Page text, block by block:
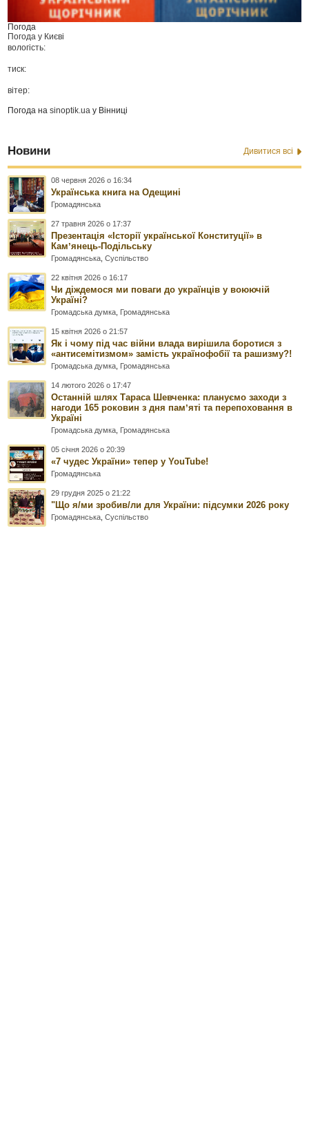
Погода
Погода у Києві
вологість:
тиск:
вітер:
Погода наsinoptik.ua у Вінниці
Новини Дивитися всі
08 червня 2026 о 16:34
Українська книга на Одещині
Громадянська
27 травня 2026 о 17:37
Презентація «Історії української Конституції» в
Камʼянець-Подільську
Громадянська ,Суспільство
22 квітня 2026 о 16:17
Чи діждемося ми поваги до українців у воюючій
Україні?
Громадська думка Громадянська
15 квітня 2026 о 21:57
Як і чому під час війни влада вирішила боротися з
«антисемітизмом» замість українофобії та рашизму?!
Громадська думка Громадянська
14 лютого 2026 о 17:47
Останній шлях Тараса Шевченка: плануємо заходи з
нагоди 165 роковин з дня памʼяті та перепоховання в
Україні
Громадська думка Громадянська
05 січня 2026 о 20:39
«7 чудес України» тепер у YouTube!
Громадянська
29 грудня 2025 о 21:22
"Що я/ми зробив/ли для України: підсумки 2026 року
Громадянська ,Суспільство